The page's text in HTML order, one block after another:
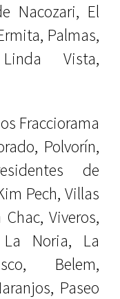
Nacozari, El
Palmas,
Vista,
Fracciorama
Polvorín,
de
Pech, Villas
Viveros,
Noria, La
Belem,
Paseo